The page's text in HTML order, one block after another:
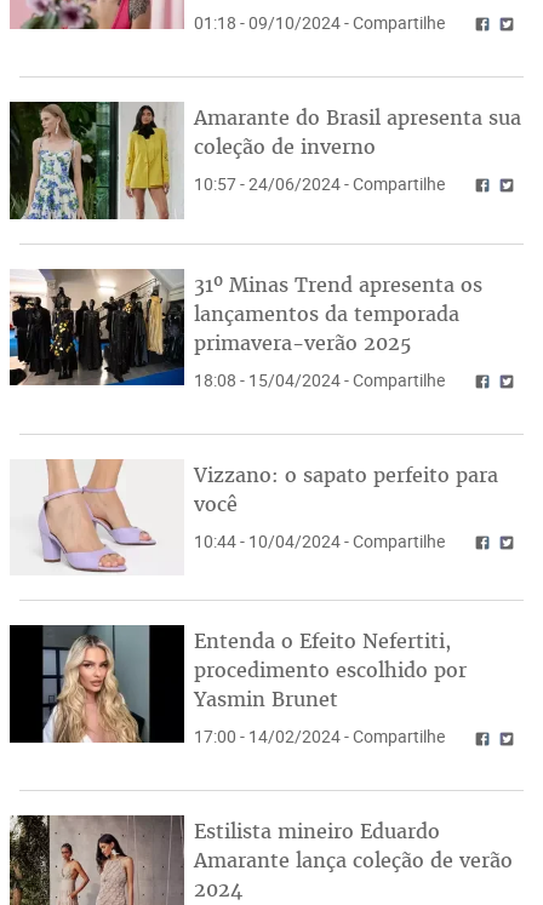
01:18 - 09/10/2024 - Compartilhe
Amarante do Brasil apresenta sua
coleção de inverno
10:57 - 24/06/2024 - Compartilhe
31º Minas Trend apresenta os
lançamentos da temporada
primavera-verão 2025
18:08 - 15/04/2024 - Compartilhe
Vizzano: o sapato perfeito para
você
10:44 - 10/04/2024 - Compartilhe
Entenda o Efeito Nefertiti,
procedimento escolhido por
Yasmin Brunet
17:00 - 14/02/2024 - Compartilhe
Estilista mineiro Eduardo
Amarante lança coleção de verão
2024